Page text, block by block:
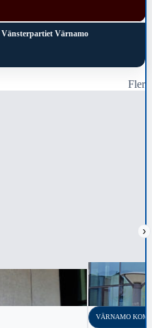
Vänsterpartiet Värnamo
Fler
›
VÄRNAMO